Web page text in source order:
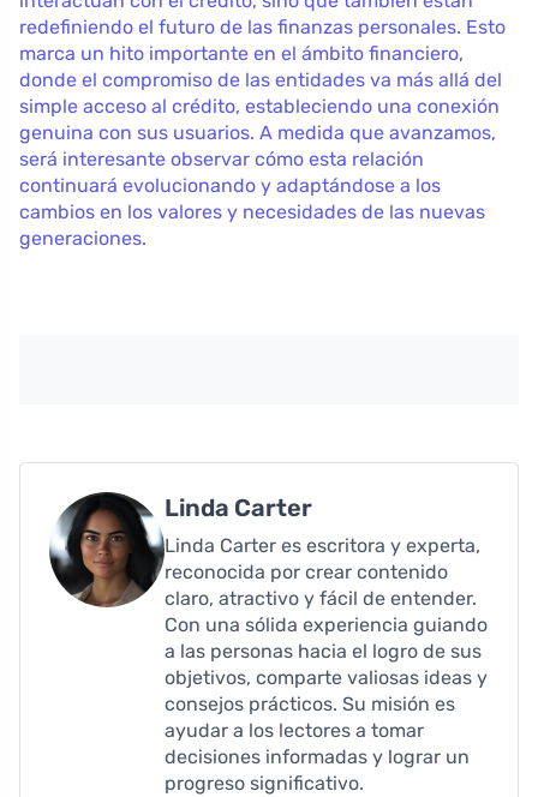
redefiniendo el futuro de las finanzas personales. Esto
marca un hito importante en el ámbito financiero,
donde el compromiso de las entidades va más allá del
simple acceso al crédito, estableciendo una conexión
genuina con sus usuarios. A medida que avanzamos,
será interesante observar cómo esta relación
continuará evolucionando y adaptándose a los
cambios en los valores y necesidades de las nuevas
generaciones.
Linda Carter
Linda Carter es escritora y experta,
reconocida por crear contenido
claro, atractivo y fácil de entender.
Con una sólida experiencia guiando
a las personas hacia el logro de sus
objetivos, comparte valiosas ideas y
consejos prácticos. Su misión es
ayudar a los lectores a tomar
decisiones informadas y lograr un
progreso significativo.